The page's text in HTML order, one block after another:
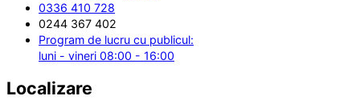
0336 410 728
0244 367 402
Program de lucru cu publicul:
luni - vineri 08:00 - 16:00
Localizare